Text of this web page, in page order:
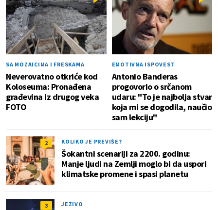
SA MOZAICIMA I FRESKAMA
Neverovatno otkriće kod
Koloseuma: Pronađena
građevina iz drugog veka
FOTO
EMOTIVNA ISPOVEST
Antonio Banderas
progovorio o srčanom
udaru: "To je najbolja stvar
koja mi se dogodila, naučio
sam lekciju"
2 KOLIKO JE PREVIŠE?
Šokantni scenariji za 2200. godinu:
Manje ljudi na Zemlji moglo bi da uspori
klimatske promene i spasi planetu
3 JEZIVO